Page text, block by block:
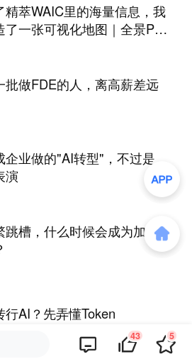
精萃WAIC里的海量信息，我
了一张可视化地图｜全景PA
批做FDE的人，离高薪差远
企业做的"AI转型"，不过是
演
跳槽，什么时候会成为加分
行AI？先弄懂Token
43 5